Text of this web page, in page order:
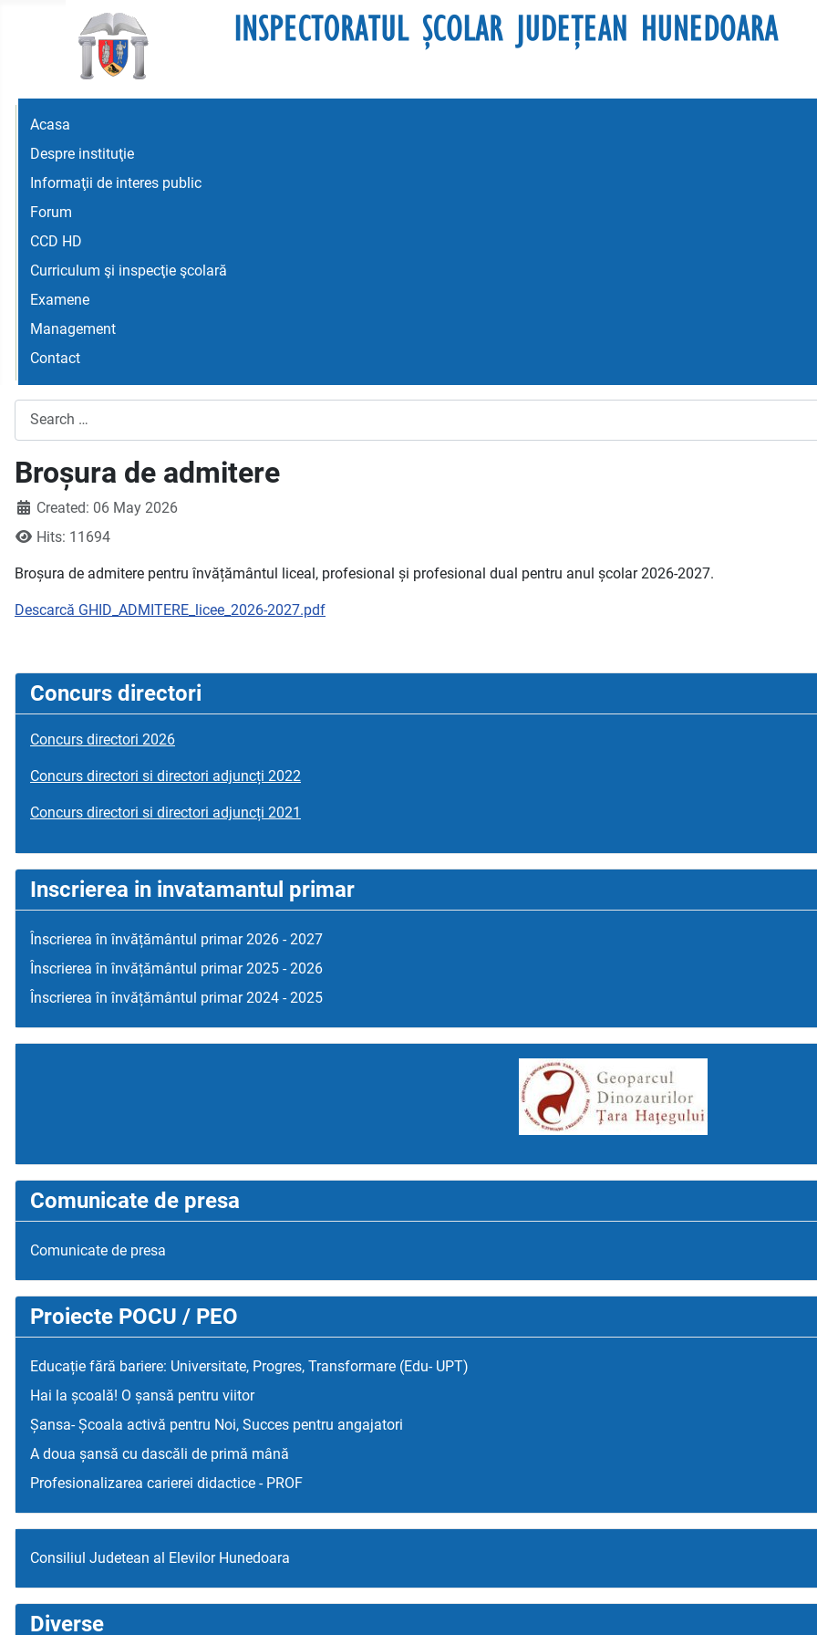
Acasa
Despre instituţie
Informaţii de interes public
Forum
CCD HD
Curriculum şi inspecţie şcolară
Examene
Management
Contact
Broșura de admitere
Created: 06 May 2026
Hits: 11694
Broșura de admitere pentru învățământul liceal, profesional și profesional dual pentru anul școlar 2026-2027.
Descarcă GHID_ADMITERE_licee_2026-2027.pdf
Concurs directori
Concurs directori 2026
Concurs directori si directori adjuncți 2022
Concurs directori si directori adjuncți 2021
Inscrierea in invatamantul primar
Înscrierea în învățământul primar 2026 - 2027
Înscrierea în învățământul primar 2025 - 2026
Înscrierea în învățământul primar 2024 - 2025
Comunicate de presa
Comunicate de presa
Proiecte POCU / PEO
Educație fără bariere: Universitate, Progres, Transformare (Edu- UPT)
Hai la școală! O șansă pentru viitor
Șansa- Școala activă pentru Noi, Succes pentru angajatori
A doua șansă cu dascăli de primă mână
Profesionalizarea carierei didactice - PROF
Consiliul Judetean al Elevilor Hunedoara
Diverse